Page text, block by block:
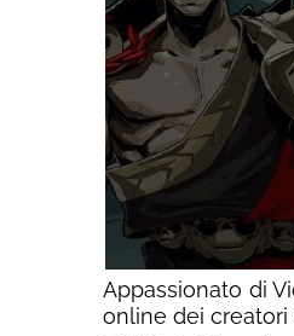
Appassionato di
online dei creatori